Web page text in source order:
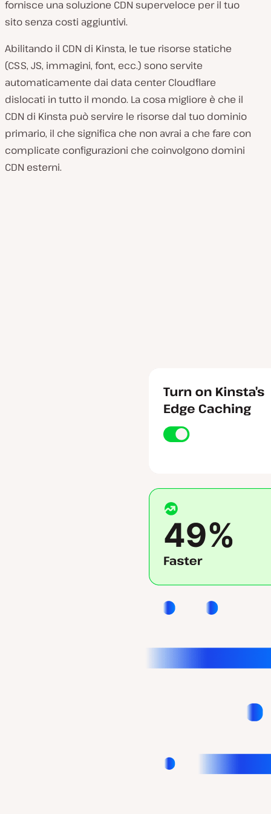
fornisce una soluzione CDN superveloce per il tuo
sito senza costi aggiuntivi.
Abilitando il CDN di Kinsta, le tue risorse statiche
(CSS, JS, immagini, font, ecc.) sono servite
automaticamente dai data center Cloudflare
dislocati in tutto il mondo. La cosa migliore è che il
CDN di Kinsta può servire le risorse dal tuo dominio
primario, il che significa che non avrai a che fare con
complicate configurazioni che coinvolgono domini
CDN esterni.